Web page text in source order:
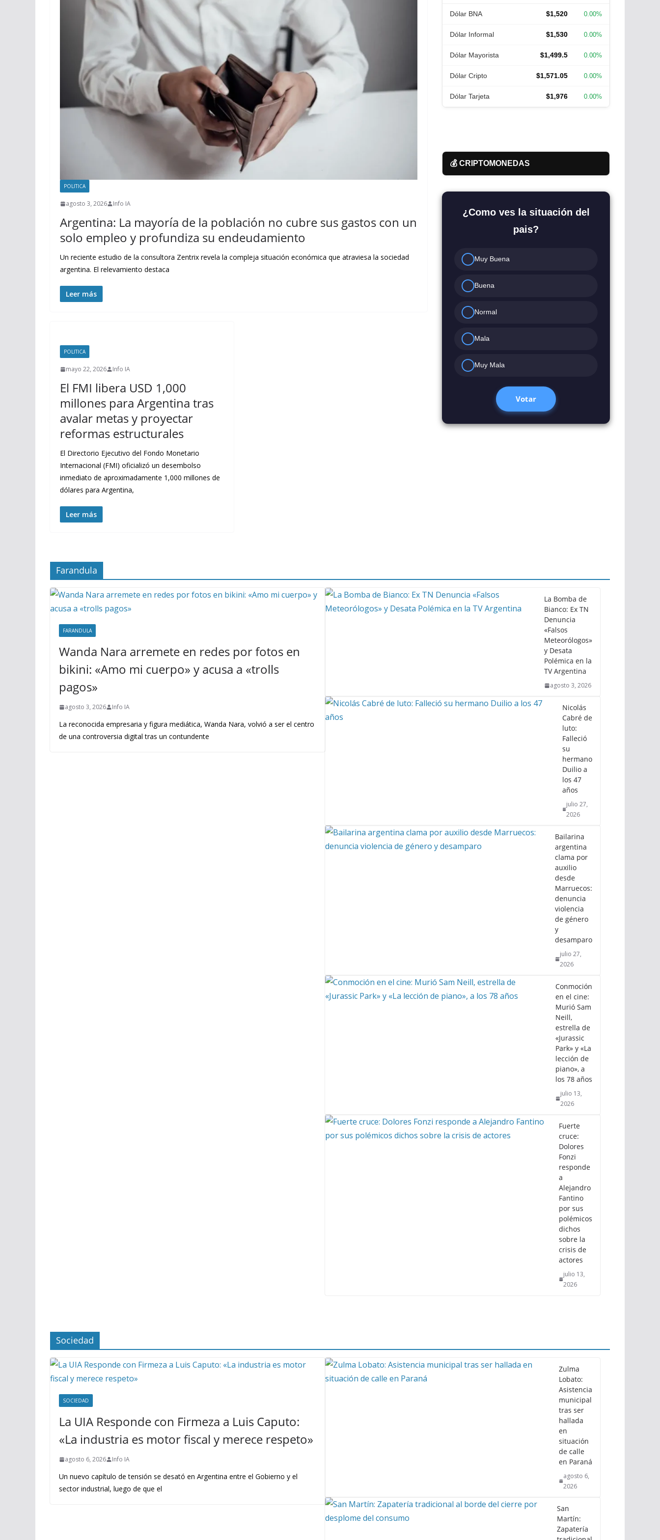
POLITICA
agosto 3, 2026 Info IA
Argentina: La mayoría de la población no cubre sus gastos con un
solo empleo y profundiza su endeudamiento
Un reciente estudio de la consultora Zentrix revela la compleja situación económica que atraviesa la sociedad
argentina. El relevamiento destaca
Leer más
POLITICA
mayo 22, 2026 Info IA
El FMI libera USD 1,000
millones para Argentina tras
avalar metas y proyectar
reformas estructurales
El Directorio Ejecutivo del Fondo Monetario
Internacional (FMI) oficializó un desembolso
inmediato de aproximadamente 1,000 millones de
dólares para Argentina,
Leer más
Dólar BNA $1,520 0.00%
Dólar Informal $1,530 0.00%
Dólar Mayorista $1,499.5 0.00%
Dólar Cripto $1,571.05 0.00%
Dólar Tarjeta $1,976 0.00%
💰 CRIPTOMONEDAS
¿Como ves la situación del
pais?
Muy Buena
Buena
Normal
Mala
Muy Mala
Votar
Farandula
FARANDULA
Wanda Nara arremete en redes por fotos en
bikini: «Amo mi cuerpo» y acusa a «trolls
pagos»
agosto 3, 2026 Info IA
La reconocida empresaria y figura mediática, Wanda Nara, volvió a ser el centro
de una controversia digital tras un contundente
La Bomba de
Bianco: Ex TN
Denuncia
«Falsos
Meteorólogos»
y Desata
Polémica en la
TV Argentina
agosto 3, 2026
Nicolás
Cabré de
luto:
Falleció
su
hermano
Duilio a
los 47
años
julio 27,
2026
Bailarina
argentina
clama por
auxilio
desde
Marruecos:
denuncia
violencia
de género
y
desamparo
julio 27,
2026
Conmoción
en el cine:
Murió Sam
Neill,
estrella de
«Jurassic
Park» y «La
lección de
piano», a
los 78 años
julio 13,
2026
Fuerte
cruce:
Dolores
Fonzi
responde
a
Alejandro
Fantino
por sus
polémicos
dichos
sobre la
crisis de
actores
julio 13,
2026
Sociedad
SOCIEDAD
La UIA Responde con Firmeza a Luis Caputo:
«La industria es motor fiscal y merece respeto»
agosto 6, 2026 Info IA
Un nuevo capítulo de tensión se desató en Argentina entre el Gobierno y el
sector industrial, luego de que el
Zulma
Lobato:
Asistencia
municipal
tras ser
hallada
en
situación
de calle
en Paraná
agosto 6,
2026
San
Martín:
Zapatería